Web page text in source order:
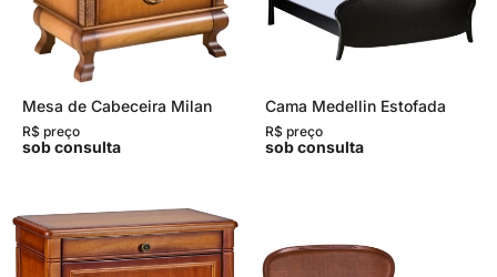
Mesa de Cabeceira Milan
R$ preço
sob consulta
Cama Medellin Estofada
R$ preço
sob consulta